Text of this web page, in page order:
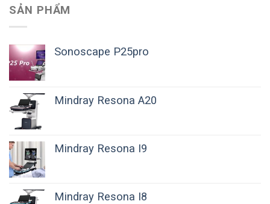
SẢN PHẨM
Sonoscape P25pro
Mindray Resona A20
Mindray Resona I9
Mindray Resona I8